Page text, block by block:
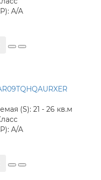
A/A
(S): 21 - 26 кв.м
A/A